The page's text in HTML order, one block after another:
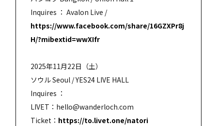
Inquires ： Avalon Live /
https://www.facebook.com/share/16GZXPr8j
H/?mibextid=wwXIfr
2025年11月22日（土）
ソウル Seoul / YES24 LIVE HALL
Inquires ：
LIVET：hello@wanderloch.com
Ticket： https://to.livet.one/natori